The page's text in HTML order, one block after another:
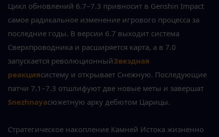
Цикл обновлений 6.7–7.3 привносит в Genshin Impact
самое радикальное изменение игрового процесса за
последние годы. В версии 6.7 выходит система
Сверхпроводника и расширяется карта, а в 7.0
запускается революционныйЗвездная
реакциясистему и открывает Снежную. Последующие
патчи 7.1–7.3 отшлифуют две новые меты и завершат
Snezhnayaсюжетную арку дебютом Царицы.
Стратегическое накопление Камней Истока жизненно